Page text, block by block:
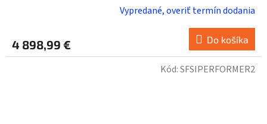
Vypredané, overiť termín dodania
4 898,99 € Do košíka
Kód:SFSIPERFORMER2